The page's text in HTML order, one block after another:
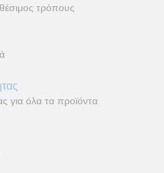
τρόπους
για όλα τα προϊόντα